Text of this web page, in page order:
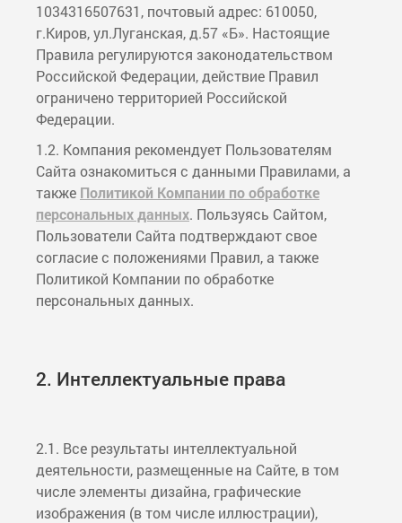
1034316507631, почтовый адрес: 610050,
г.Киров, ул.Луганская, д.57 «Б». Настоящие
Правила регулируются законодательством
Российской Федерации, действие Правил
ограничено территорией Российской
Федерации.
1.2. Компания рекомендует Пользователям
Сайта ознакомиться с данными Правилами, а
также Политикой Компании по обработке
персональных данных. Пользуясь Сайтом,
Пользователи Сайта подтверждают свое
согласие с положениями Правил, а также
Политикой Компании по обработке
персональных данных.
2. Интеллектуальные права
2.1. Все результаты интеллектуальной
деятельности, размещенные на Сайте, в том
числе элементы дизайна, графические
изображения (в том числе иллюстрации),